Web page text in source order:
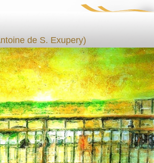
de S. Exupery)